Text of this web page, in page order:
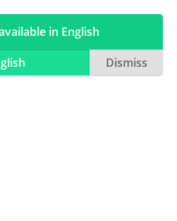
in English
Dismiss